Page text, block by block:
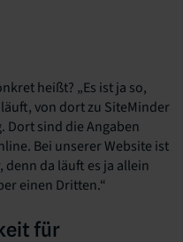
heißt? „Es ist ja so,
von dort zu SiteMinder
Dort sind die Angaben
Bei unserer Website ist
denn da läuft es ja allein
einen Dritten.“
für